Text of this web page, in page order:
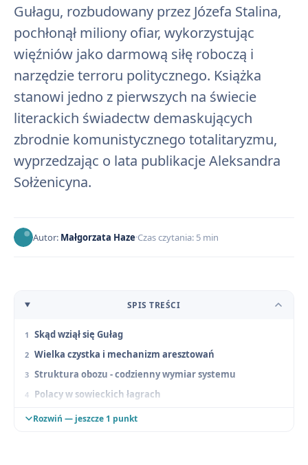
Gułagu, rozbudowany przez Józefa Stalina,
pochłonął miliony ofiar, wykorzystując
więźniów jako darmową siłę roboczą i
narzędzie terroru politycznego. Książka
stanowi jedno z pierwszych na świecie
literackich świadectw demaskujących
zbrodnie komunistycznego totalitaryzmu,
wyprzedzając o lata publikacje Aleksandra
Sołżenicyna.
Autor: Małgorzata Haze Czas czytania: 5 min
SPIS TREŚCI
Skąd wziął się Gułag
Wielka czystka i mechanizm aresztowań
Struktura obozu - codzienny wymiar systemu
Polacy w sowieckich łagrach
System jako temat literacki
Rozwiń — jeszcze 1 punkt